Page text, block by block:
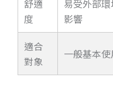
舒適
度
易受外部
影響
適合
對象
一般基本使